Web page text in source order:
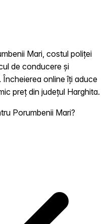
Mari, costul poliței
de conducere și
online îți aduce
preț din județul Harghita.
Porumbenii Mari?